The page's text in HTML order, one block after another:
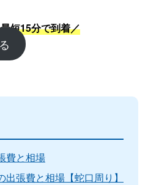
短15分で到着／
費と相場
張費と相場【蛇口周り】